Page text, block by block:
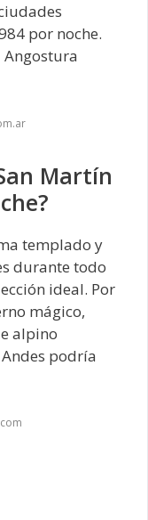
por noche.
Angostura
Martín
templado y
durante todo
ideal. Por
mágico,
alpino
podría